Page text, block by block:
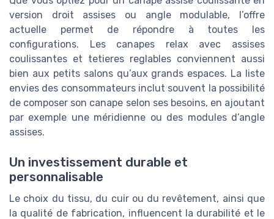
version droit assises ou angle modulable, l’offre
actuelle permet de répondre à toutes les
configurations. Les canapes relax avec assises
coulissantes et tetieres reglables conviennent aussi
bien aux petits salons qu’aux grands espaces. La liste
envies des consommateurs inclut souvent la possibilité
de composer son canape selon ses besoins, en ajoutant
par exemple une méridienne ou des modules d’angle
assises.
Un investissement durable et
personnalisable
Le choix du tissu, du cuir ou du revêtement, ainsi que
la qualité de fabrication, influencent la durabilité et le